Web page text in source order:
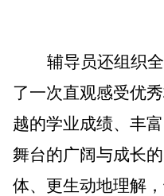
辅导员还组织
了一次直观感受优
越的学业成绩、丰
舞台的广阔与成长
体、更生动地理解